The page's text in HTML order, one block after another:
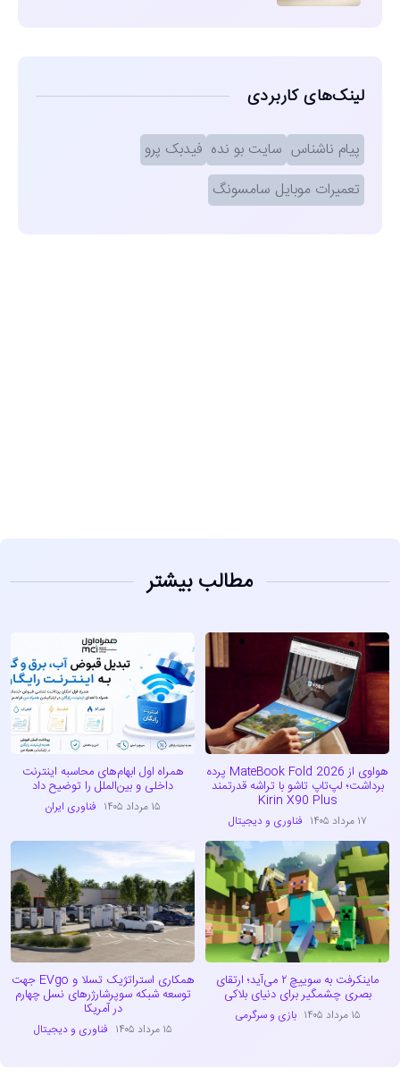
لینک‌های کاربردی
پیام ناشناس سایت بو نده فیدبک پرو
تعمیرات موبایل سامسونگ
مطالب بیشتر
هواوی از MateBook Fold 2026 پرده
برداشت؛ لپ‌تاپ تاشو با تراشه قدرتمند
Kirin X90 Plus
۱۷ مرداد ۱۴۰۵ فناوری و دیجیتال
همراه اول ابهام‌های محاسبه اینترنت
داخلی و بین‌الملل را توضیح داد
۱۵ مرداد ۱۴۰۵ فناوری ایران
ماینکرفت به سوییچ ۲ می‌آید؛ ارتقای
بصری چشمگیر برای دنیای بلاکی
۱۵ مرداد ۱۴۰۵ بازی و سرگرمی
همکاری استراتژیک تسلا و EVgo جهت
توسعه شبکه سوپرشارژرهای نسل چهارم
در آمریکا
۱۵ مرداد ۱۴۰۵ فناوری و دیجیتال